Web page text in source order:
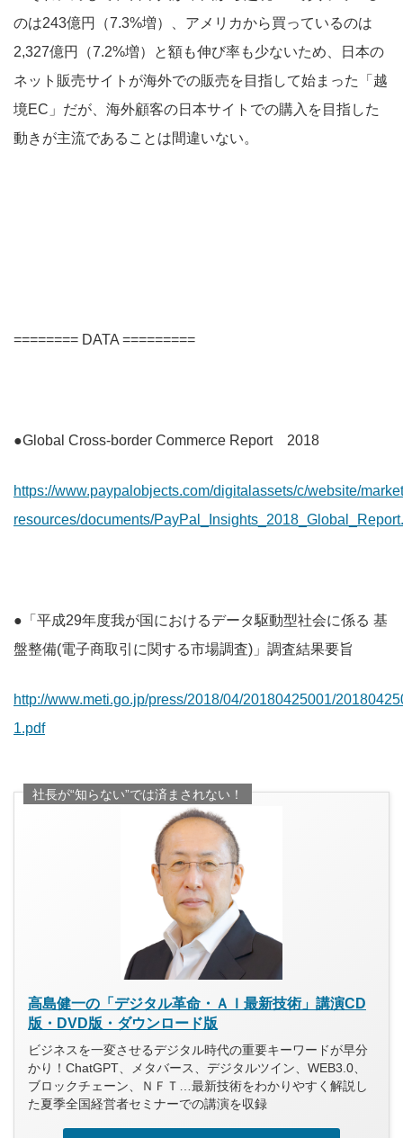
のは243億円（7.3%増）、アメリカから買っているのは
2,327億円（7.2%増）と額も伸び率も少ないため、日本の
ネット販売サイトが海外での販売を目指して始まった「越
境EC」だが、海外顧客の日本サイトでの購入を目指した
動きが主流であることは間違いない。
======== DATA =========
●Global Cross-border Commerce Report 2018
https://www.paypalobjects.com/digitalassets/c/website/
resources/documents/
●「平成29年度我が国におけるデータ駆動型社会に係る 基
盤整備(電子商取引に関する市場調査)」調査結果要旨
http://www.meti.go.jp/press/2018/04/20180425001/
1.pdf
社長が“知らない”では済まされない！
高島健一の「デジタル革命・ＡＩ最新技術」講演CD
版・DVD版・ダウンロード版
ビジネスを一変させるデジタル時代の重要キーワードが早分
かり！ChatGPT、メタバース、デジタルツイン、WEB3.0、
ブロックチェーン、ＮＦＴ…最新技術をわかりやすく解説し
た夏季全国経営者セミナーでの講演を収録